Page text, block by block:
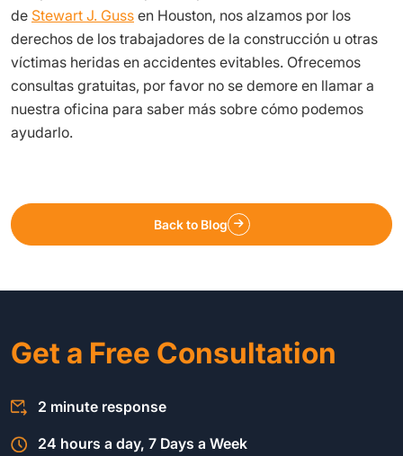
de Stewart J. Guss en Houston, nos alzamos por los
derechos de los trabajadores de la construcción u otras
víctimas heridas en accidentes evitables. Ofrecemos
consultas gratuitas, por favor no se demore en llamar a
nuestra oficina para saber más sobre cómo podemos
ayudarlo.
Back to Blog
Get a Free Consultation
2 minute response
24 hours a day, 7 Days a Week